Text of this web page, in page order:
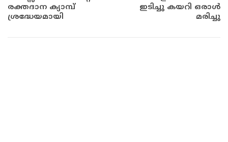
രക്തദാന ക്യാമ്പ്
ശ്രദ്ധേയമായി
ഇടിച്ചു കയറി ഒരാൾ
മരിച്ചു